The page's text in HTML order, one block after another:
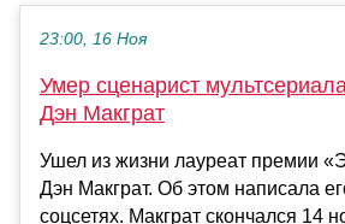
23:00, 16 Ноя
Умер сценарист
Дэн Макграт
Ушел из жизни лауреат премии
Дэн Макграт. Об этом написала
соцсетях. Макграт скончался 14